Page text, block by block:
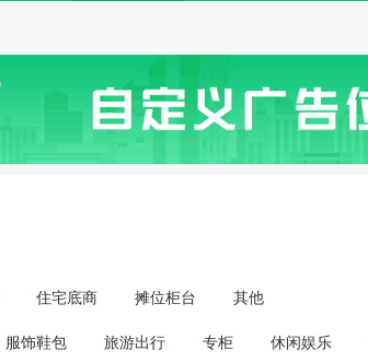
住宅底商 摊位柜台 其他
服饰鞋包 旅游出行 专柜 休闲娱乐